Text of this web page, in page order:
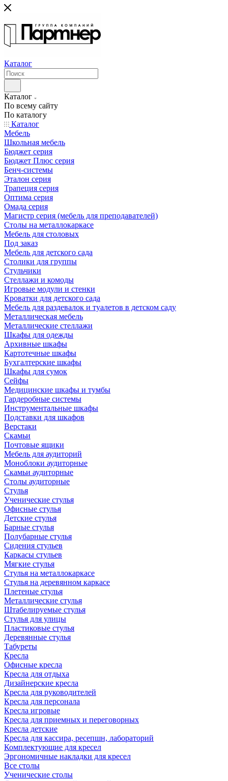
Каталог
Каталог
По всему сайту
По каталогу
Каталог
Мебель
Школьная мебель
Бюджет серия
Бюджет Плюс серия
Бенч-системы
Эталон серия
Трапеция серия
Оптима серия
Омада серия
Магистр серия (мебель для преподавателей)
Столы на металлокаркасе
Мебель для столовых
Под заказ
Мебель для детского сада
Столики для группы
Стульчики
Стеллажи и комоды
Игровые модули и стенки
Кроватки для детского сада
Мебель для раздевалок и туалетов в детском саду
Металлическая мебель
Металлические стеллажи
Шкафы для одежды
Архивные шкафы
Картотечные шкафы
Бухгалтерские шкафы
Шкафы для сумок
Сейфы
Медицинские шкафы и тумбы
Гардеробные системы
Инструментальные шкафы
Подставки для шкафов
Верстаки
Скамьи
Почтовые ящики
Мебель для аудиторий
Моноблоки аудиторные
Скамьи аудиторные
Столы аудиторные
Стулья
Ученические стулья
Офисные стулья
Детские стулья
Барные стулья
Полубарные стулья
Сидения стульев
Каркасы стульев
Мягкие стулья
Стулья на металлокаркасе
Стулья на деревянном каркасе
Плетеные стулья
Металлические стулья
Штабелируемые стулья
Стулья для улицы
Пластиковые стулья
Деревянные стулья
Табуреты
Кресла
Офисные кресла
Кресла для отдыха
Дизайнерские кресла
Кресла для руководителей
Кресла для персонала
Кресла игровые
Кресла для приемных и переговорных
Кресла детские
Кресла для кассира, ресепшн, лабораторий
Комплектующие для кресел
Эргономичные накладки для кресел
Все столы
Ученические столы